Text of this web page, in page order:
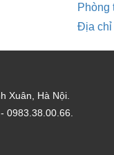
Phòng
Địa chỉ
Xuân, Hà Nội.
0983.38.00.66.